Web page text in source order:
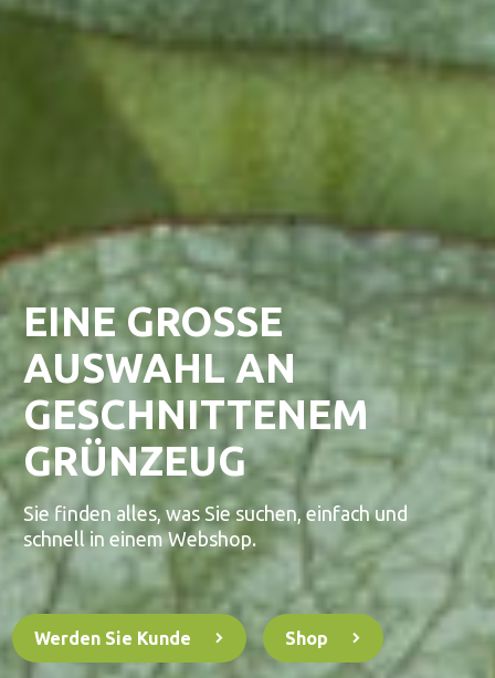
EINE GROSSE A
USWAHL AN G
ESCHNITTENEM G
RÜNZEUG
Sie finden alles, was Sie suchen, einfach und
schnell in einem Webshop.
Werden Sie Kunde Shop